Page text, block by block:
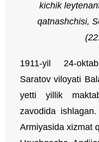
kichik
qatnashchisi,
1911-yil 24-
Saratov viloyati
yetti yillik
zavodida
Armiyasida xizmat